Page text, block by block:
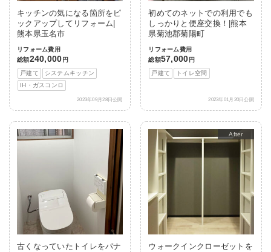
キッチンの気になる箇所をピ
ックアップしてリフォーム|
熊本県玉名市
リフォーム費用
総額240,000 円
戸建て
システムキッチン
IH・ガスコンロ
2023年09月28日公開
初めてのネットでの利用でも
しっかりと便座交換！|熊本
県菊池郡菊陽町
リフォーム費用
総額57,000 円
戸建て
トイレ空間
2023年01月20日公開
古くなっていたトイレをパナ
After
ウォークインクローゼットを